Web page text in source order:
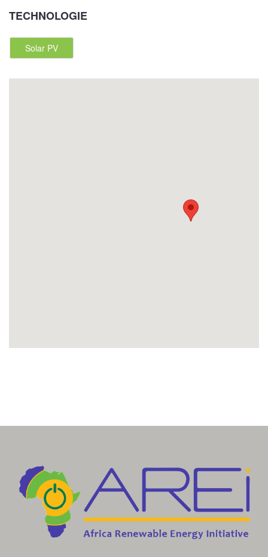
TECHNOLOGIE
Solar PV